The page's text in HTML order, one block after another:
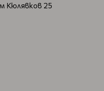
Кюлявков 25